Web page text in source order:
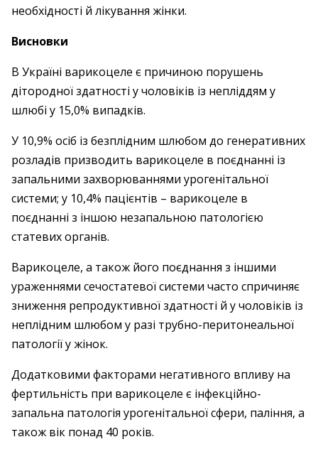
необхідності й лікування жінки.
Висновки
В Україні варикоцеле є причиною порушень
дітородної здатності у чоловіків із непліддям у
шлюбі у 15,0% випадків.
У 10,9% осіб із безплідним шлюбом до генеративних
розладів призводить варикоцеле в поєднанні із
запальними захворюваннями урогенітальної
системи; у 10,4% пацієнтів – ​варикоцеле в
поєднанні з іншою незапальною патологією
статевих органів.
Варикоцеле, а також його поєднання з іншими
ураженнями сечостатевої системи часто спричиняє
зниження репродуктивної здатності й у чоловіків із
неплідним шлюбом у разі трубно-перитонеальної
патології у жінок.
Додатковими факторами негативного впливу на
фертильність при варикоцеле є інфекційно-
запальна патологія урогенітальної сфери, паління, а
також вік понад 40 років.